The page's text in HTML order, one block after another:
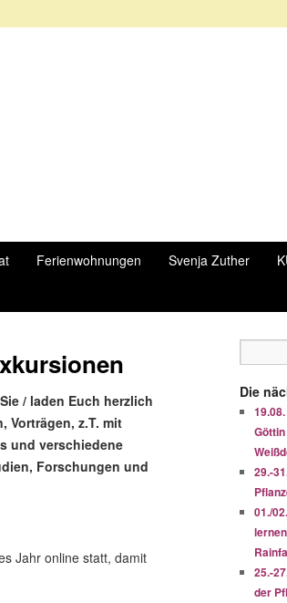
Ferienwohnungen Svenja Zuther
/ laden Euch herzlich
Vorträgen, z.T. mit
und verschiedene
Forschungen und
Jahr online statt, damit
Die
29.-
01./
25.-
der